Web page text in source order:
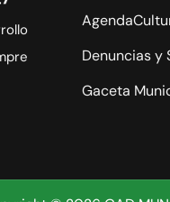
Denuncias y
Gaceta